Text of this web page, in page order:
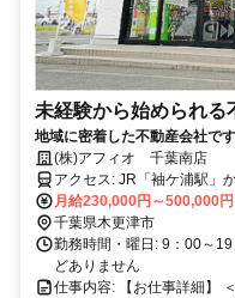
未経験から始められる
地域に密着した不動産会社で
募集します。未経験者に嬉し
ルマなし＞不動産業界未経験
ております！
(株)アフィオ 千葉南店
アクセス: JR「袖ケ
月給230,000円～500,000円
千葉県木更津市
勤務時間・曜日: 9：00～
どありません
仕事内容: 【お仕事詳細】